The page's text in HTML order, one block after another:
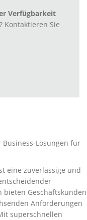
Verfügbarkeit
Kontaktieren Sie
Lösungen für
eine zuverlässige und
bieten Geschäftskunden
Anforderungen
superschnellen